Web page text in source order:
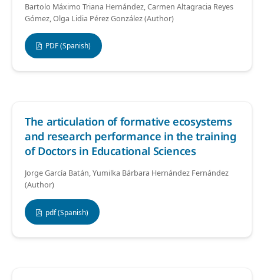
Bartolo Máximo Triana Hernández, Carmen Altagracia Reyes
Gómez, Olga Lidia Pérez González (Author)
PDF (Spanish)
The articulation of formative ecosystems
and research performance in the training
of Doctors in Educational Sciences
Jorge García Batán, Yumilka Bárbara Hernández Fernández
(Author)
pdf (Spanish)